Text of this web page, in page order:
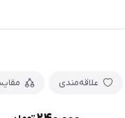
علاقه‌مندی